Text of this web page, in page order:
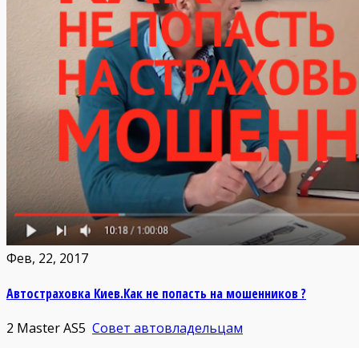
Фев, 22, 2017
Автостраховка Киев.Как не попасть на мошенников ?
2 Master AS5 Совет автовладельцам